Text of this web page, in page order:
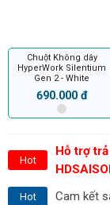
Chuột Không dây
HyperWork Silentium
Gen 2 - White
690.000 đ
Hot
Hỗ trợ
Hot Cam kết